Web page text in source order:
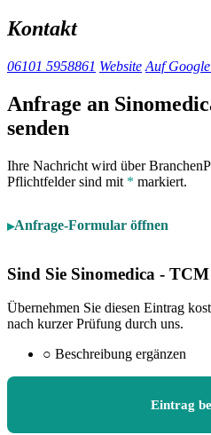
Kontakt
06101 5958861 Website Auf
Anfrage an
senden
Ihre Nachricht wird über
Pflichtfelder sind mit * markiert.
Anfrage-Formular öffnen
Sind Sie Sinomedica -
Übernehmen Sie diesen Eintrag
nach kurzer Prüfung durch uns.
○ Beschreibung ergänzen
Eintrag